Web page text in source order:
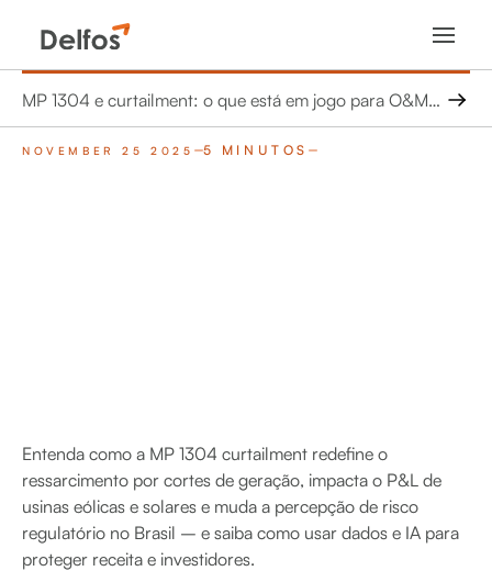
MP 1304 e curtailment: o que está em jogo para O&M, investidores e o futuro da energia renovável no Brasil
NOVEMBER 25 2025 5 MINUTOS
Entenda como a MP 1304 curtailment redefine o
ressarcimento por cortes de geração, impacta o P&L de
usinas eólicas e solares e muda a percepção de risco
regulatório no Brasil – e saiba como usar dados e IA para
proteger receita e investidores.